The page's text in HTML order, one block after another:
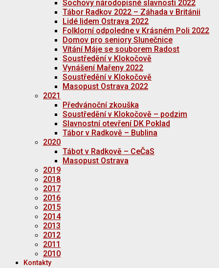
Sochovy národopisné slavnosti 2022
Tábor Radkov 2022 – Záhada v Británii
Lidé lidem Ostrava 2022
Folklorní odpoledne v Krásném Poli 2022
Domov pro seniory Slunečnice
Vítání Máje se souborem Radost
Soustředění v Klokočově
Vynášení Mařeny 2022
Soustředění v Klokočově
Masopust Ostrava 2022
2021
Předvánoční zkouška
Soustředění v Klokočově – podzim
Slavnostní otevření DK Poklad
Tábor v Radkově – Bublina
2020
Tábot v Radkově – CeČaS
Masopust Ostrava
2019
2018
2017
2016
2015
2014
2013
2012
2011
2010
Kontakty